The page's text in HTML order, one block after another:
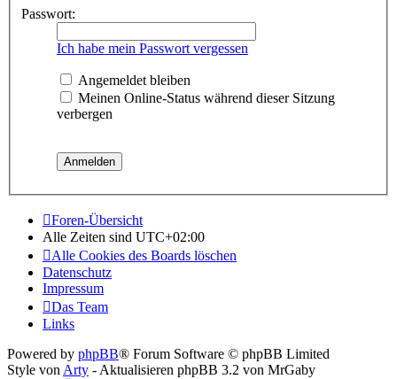
Passwort:
Ich habe mein Passwort vergessen
Angemeldet bleiben
Meinen Online-Status während dieser Sitzung
verbergen
Foren-Übersicht
Alle Zeiten sind UTC+02:00
Alle Cookies des Boards löschen
Datenschutz
Impressum
Das Team
Links
Powered by phpBB® Forum Software © phpBB Limited
Style von Arty - Aktualisieren phpBB 3.2 von MrGaby